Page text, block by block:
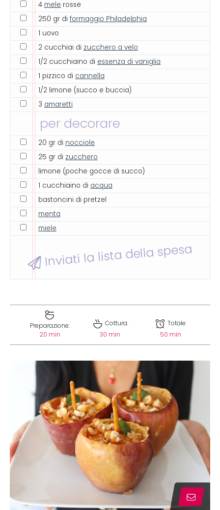
4 mele rosse
250 gr di formaggio Philadelphia
1 uovo
2 cucchiai di zucchero a velo
1/2 cucchiaino di essenza di vaniglia
1 pizzico di cannella
1/2 limone (succo e buccia)
3 amaretti
per decorare
20 gr di nocciole
25 gr di zucchero
limone (poche gocce di succo)
1 cucchiaino di acqua
bastoncini di pretzel
menta
miele
Inviati la lista della spesa
Preparazione:
20 min
Cottura:
30 min
Totale:
50 min